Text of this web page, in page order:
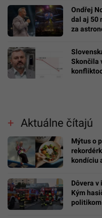
Ondřej
dal aj 50
za
Skončila
Aktuálne čítajú
Mýtus o
kondíciu
Dôvera
Kým